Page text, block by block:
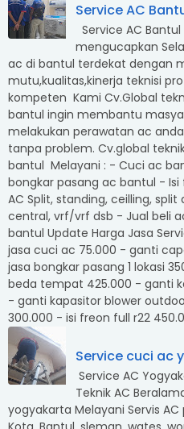
Service AC
Service AC
mengucapkan
ac di bantul terdekat dengan
mutu,kualitas,kinerja teknisi
kompeten Kami Cv.Global
bantul ingin membantu
melakukan perawatan ac
tanpa problem. Cv.global
bantul Melayani : - Cuci ac
bongkar pasang ac bantul - Isi
AC Split, standing, ceilling,
central, vrf/vrf dsb - Jual beli
bantul Update Harga Jasa
jasa cuci ac 75.000 - ganti
jasa bongkar pasang 1 lokasi
beda tempat 425.000 - ganti
- ganti kapasitor blower
300.000 - isi freon full r22
Service cuci ac
Service AC
Teknik AC
yogyakarta Melayani Servis